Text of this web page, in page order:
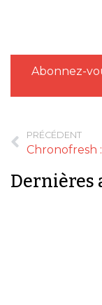
Abonnez-
PRÉCÉDENT
Dernières